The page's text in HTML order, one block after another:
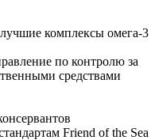
комплексы омега-3
по контролю за
средствами
Friend of the Sea